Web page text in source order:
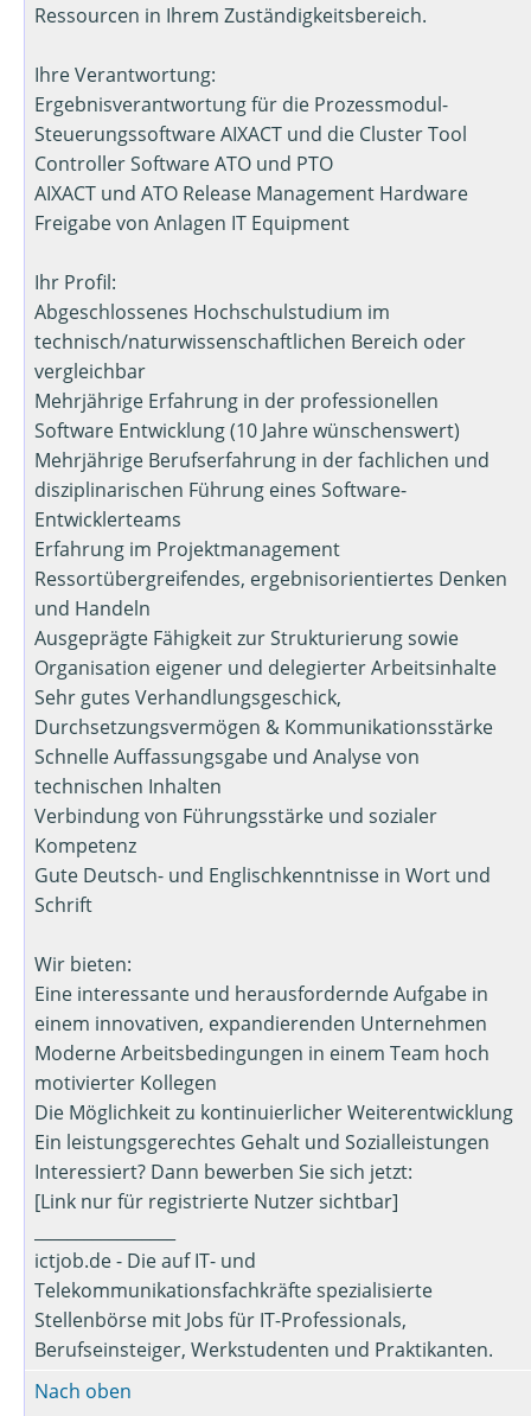
Ressourcen in Ihrem Zuständigkeitsbereich.
Ihre Verantwortung:
Ergebnisverantwortung für die Prozessmodul-
Steuerungssoftware AIXACT und die Cluster Tool
Controller Software ATO und PTO
AIXACT und ATO Release Management Hardware
Freigabe von Anlagen IT Equipment
Ihr Profil:
Abgeschlossenes Hochschulstudium im
technisch/naturwissenschaftlichen Bereich oder
vergleichbar
Mehrjährige Erfahrung in der professionellen
Software Entwicklung (10 Jahre wünschenswert)
Mehrjährige Berufserfahrung in der fachlichen und
disziplinarischen Führung eines Software-
Entwicklerteams
Erfahrung im Projektmanagement
Ressortübergreifendes, ergebnisorientiertes Denken
und Handeln
Ausgeprägte Fähigkeit zur Strukturierung sowie
Organisation eigener und delegierter Arbeitsinhalte
Sehr gutes Verhandlungsgeschick,
Durchsetzungsvermögen & Kommunikationsstärke
Schnelle Auffassungsgabe und Analyse von
technischen Inhalten
Verbindung von Führungsstärke und sozialer
Kompetenz
Gute Deutsch- und Englischkenntnisse in Wort und
Schrift
Wir bieten:
Eine interessante und herausfordernde Aufgabe in
einem innovativen, expandierenden Unternehmen
Moderne Arbeitsbedingungen in einem Team hoch
motivierter Kollegen
Die Möglichkeit zu kontinuierlicher Weiterentwicklung
Ein leistungsgerechtes Gehalt und Sozialleistungen
Interessiert? Dann bewerben Sie sich jetzt:
[Link nur für registrierte Nutzer sichtbar]
ictjob.de - Die auf IT- und
Telekommunikationsfachkräfte spezialisierte
Stellenbörse mit Jobs für IT-Professionals,
Berufseinsteiger, Werkstudenten und Praktikanten.
Nach oben